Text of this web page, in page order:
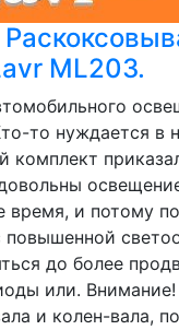
ML203.
то нуждается в
комплект
время, и потому
до более
или.
и колен-вала,